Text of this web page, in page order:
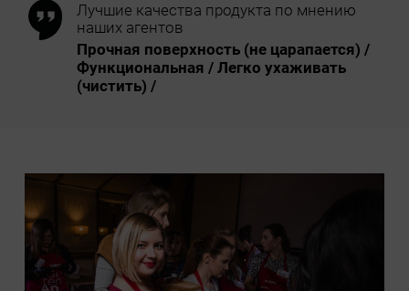
Лучшие качества продукта по мнению
наших агентов
Прочная поверхность (не царапается) /
Функциональная / Легко ухаживать
(чистить) /